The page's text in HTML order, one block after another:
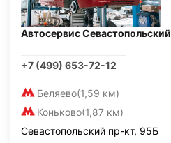
Автосервис Севастопольский
+7 (499) 653-72-12
Беляево(1,59 км)
Коньково(1,87 км)
Севастопольский пр-кт, 95Б